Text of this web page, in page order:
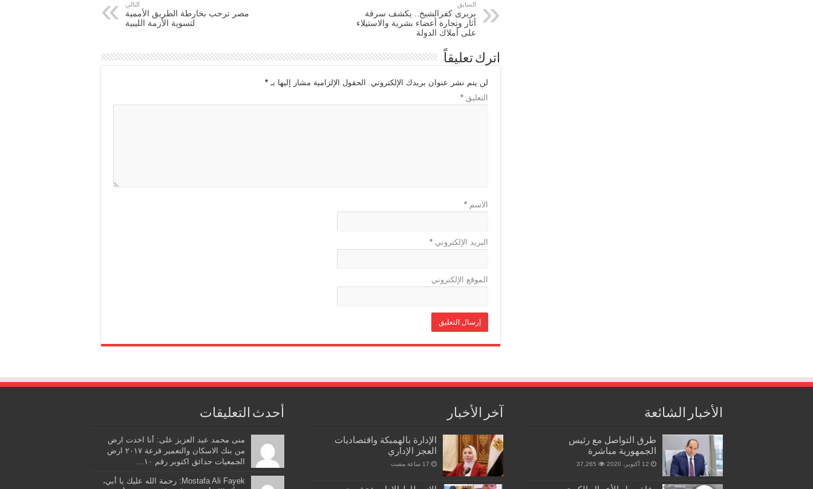
السابق
بربرى كفرالشيخ.. يكشف سرقة
آثار وتجارة أعضاء بشرية والاستيلاء
على أملاك الدولة
التالي
مصر ترحب بخارطة الطريق الأممية
لتسوية الأزمة الليبية
اترك تعليقاً
لن يتم نشر عنوان بريدك الإلكتروني. الحقول الإلزامية مشار إليها بـ *
التعليق *
الاسم *
البريد الإلكتروني *
الموقع الإلكتروني
الأخبار الشائعة
طرق التواصل مع رئيس
الجمهورية مباشرة
12 أكتوبر، 2020 37,265
آخر الأخبار
الإدارة بالهمبكة واقتصاديات
العجز الإداري
أحدث التعليقات
منى محمد عبد العزيز على: أنا اخدت ارض
من بنك الاسكان والتعمير قرعة ٢٠١٧ ارض
الجمعيات حدائق اكتوبر رقم ١٠...
Mostafa Ali Fayek: رحمة الله عليك يا أبي،